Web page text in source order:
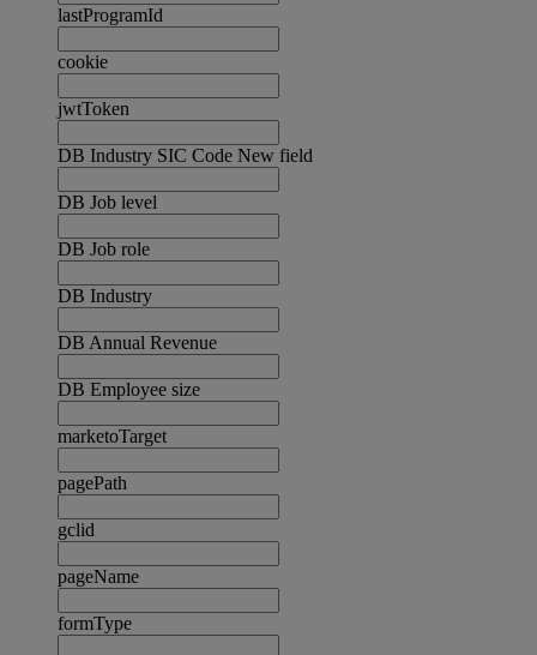
lastProgramId
cookie
jwtToken
DB Industry SIC Code New field
DB Job level
DB Job role
DB Industry
DB Annual Revenue
DB Employee size
marketoTarget
pagePath
gclid
pageName
formType